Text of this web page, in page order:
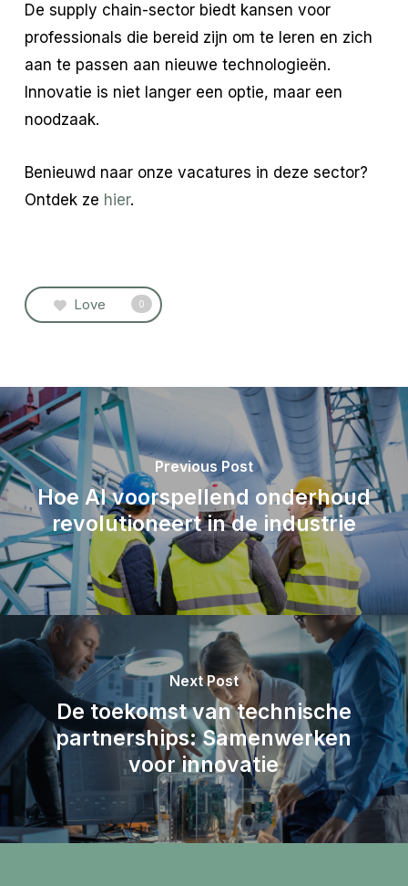
De supply chain-sector biedt kansen voor
professionals die bereid zijn om te leren en zich
aan te passen aan nieuwe technologieën.
Innovatie is niet langer een optie, maar een
noodzaak.
Benieuwd naar onze vacatures in deze sector?
Ontdek ze hier.
Love 0
Previous Post
Hoe AI voorspellend onderhoud
revolutioneert in de industrie
Next Post
De toekomst van technische
partnerships: Samenwerken
voor innovatie